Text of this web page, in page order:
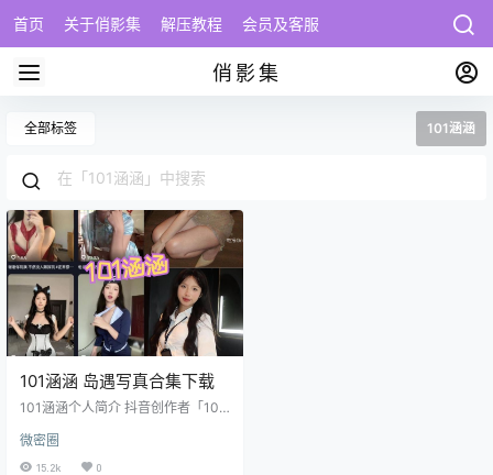
首页 关于俏影集 解压教程 会员及客服
俏影集
全部标签 101涵涵
101涵涵 岛遇写真合集下载
101涵涵个人简介 抖音创作者「101
是活跃于短视频平台的特色博主，IP
属地湖南，现定位上海黄浦。该账
微密圈
15.2k 0